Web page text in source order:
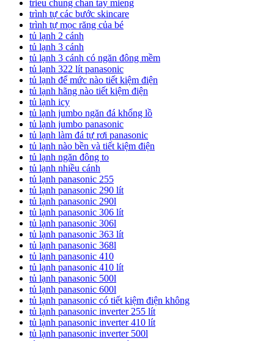
trieu chung chan tay mieng
trình tự các bước skincare
trình tự mọc răng của bé
tủ lạnh 2 cánh
tủ lạnh 3 cánh
tủ lạnh 3 cánh có ngăn đông mềm
tủ lạnh 322 lít panasonic
tủ lạnh để mức nào tiết kiệm điện
tủ lạnh hãng nào tiết kiệm điện
tủ lạnh icy
tủ lạnh jumbo ngăn đá khổng lồ
tủ lạnh jumbo panasonic
tủ lạnh làm đá tự rơi panasonic
tủ lạnh nào bền và tiết kiệm điện
tủ lạnh ngăn đông to
tủ lạnh nhiều cánh
tủ lạnh panasonic 255
tủ lạnh panasonic 290 lít
tủ lạnh panasonic 290l
tủ lạnh panasonic 306 lít
tủ lạnh panasonic 306l
tủ lạnh panasonic 363 lít
tủ lạnh panasonic 368l
tủ lạnh panasonic 410
tủ lạnh panasonic 410 lít
tủ lạnh panasonic 500l
tủ lạnh panasonic 600l
tủ lạnh panasonic có tiết kiệm điện không
tủ lạnh panasonic inverter 255 lít
tủ lạnh panasonic inverter 410 lít
tủ lạnh panasonic inverter 500l